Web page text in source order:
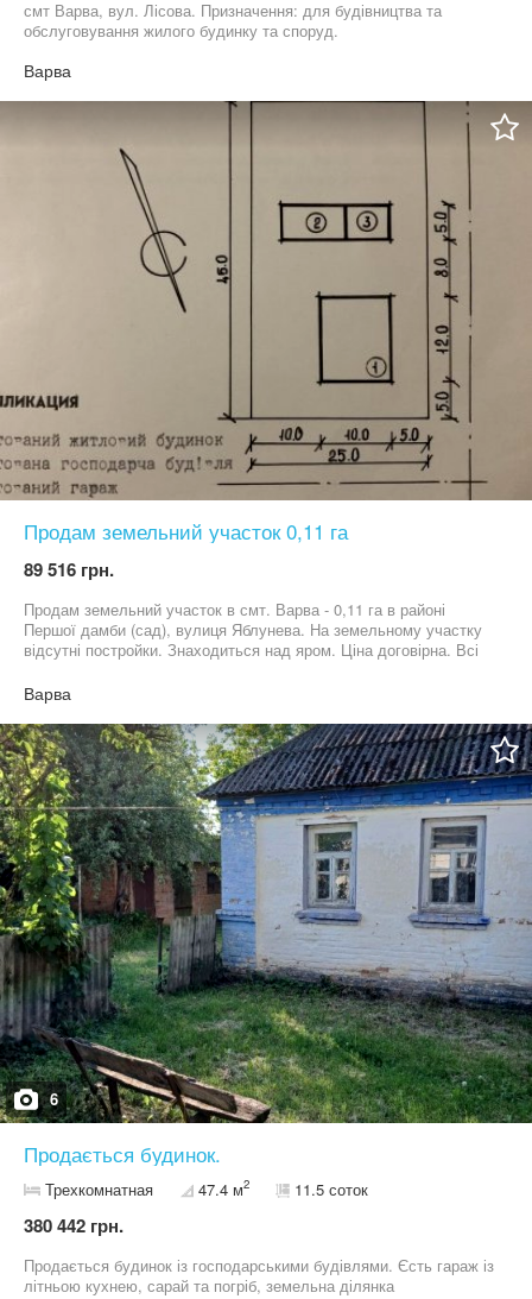
смт Варва, вул. Лісова. Призначення: для будівництва та
обслуговування жилого будинку та споруд.
Варва
Продам земельний участок 0,11 га
89 516 грн.
Продам земельний участок в смт. Варва - 0,11 га в районі
Першої дамби (сад), вулиця Яблунева. На земельному участку
відсутні постройки. Знаходиться над яром. Ціна договірна. Всі
Варва
6
Продається будинок.
Трехкомнатная 47.4 м2 11.5 соток
380 442 грн.
Продається будинок із господарськими будівлями. Єсть гараж із
літньою кухнею, сарай та погріб, земельна ділянка